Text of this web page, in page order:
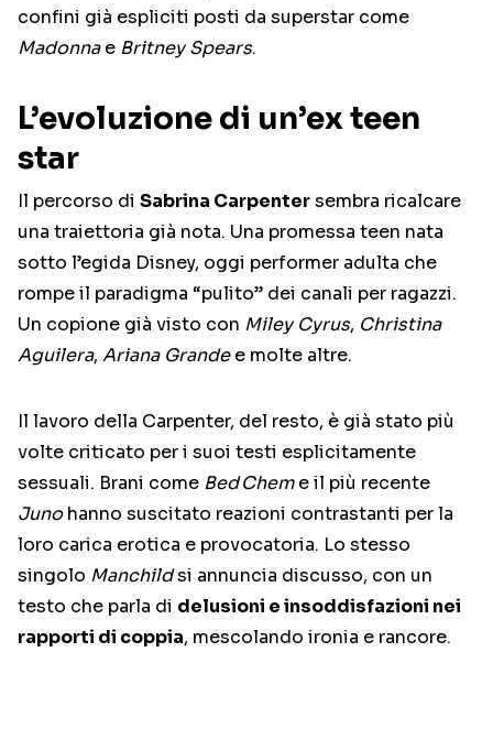
confini già espliciti posti da superstar come
Madonnae Britney Spears.
L’evoluzione di un’ex teen
star
Il percorso di Sabrina Carpentersembra ricalcare
una traiettoria già nota. Una promessa teen nata
sotto l’egida Disney, oggi performer adulta che
rompe il paradigma “pulito” dei canali per ragazzi.
Un copione già visto con Miley Cyrus, Christina
Aguilera, Ariana Grandee molte altre.
Il lavoro della Carpenter, del resto, è già stato più
volte criticato per i suoi testi esplicitamente
sessuali. Brani come Bed Cheme il più recente
Junohanno suscitato reazioni contrastanti per la
loro carica erotica e provocatoria. Lo stesso
singolo Manchildsi annuncia discusso, con un
testo che parla di delusioni e insoddisfazioni nei
rapporti di coppia, mescolando ironia e rancore.